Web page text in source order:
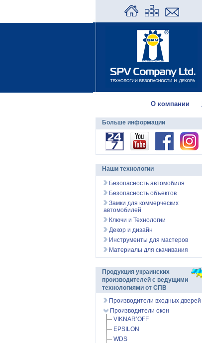
О компании
Больше информации
Наши технологии
Безопасность автомобиля
Безопасность объектов
Замки для коммерческих
автомобилей
Ключи и Технологии
Декор и дизайн
Инструменты для мастеров
Материалы для скачивания
Продукция украинских
производителей с ведущими
технологиями от СПВ
Производители входных дверей
Производители окон
VIKNAR’OFF
EPSILON
WDS